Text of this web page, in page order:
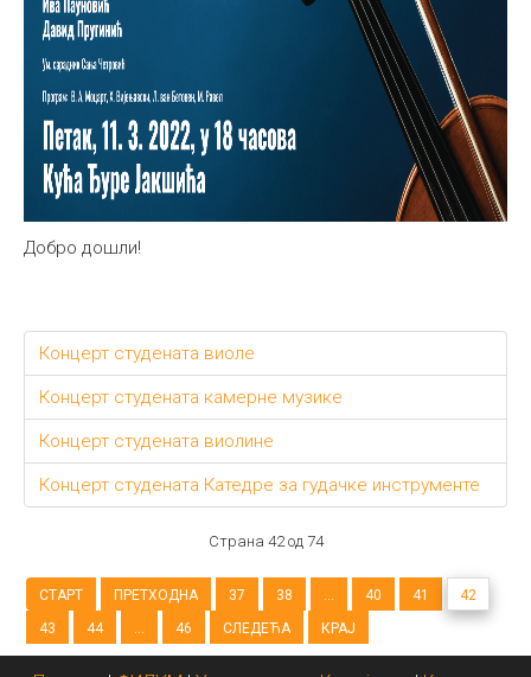
Добро дошли!
Концерт студената виоле
Концерт студената камерне музике
Концерт студената виолине
Концерт студената Катедре за гудачке инструменте
Страна 42 од 74
СТАРТ ПРЕТХОДНА 37 38 40 41
42
43
44 46 СЛЕДЕЋА КРАЈ